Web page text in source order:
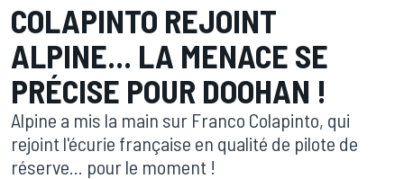
COLAPINTO REJOINT
ALPINE... LA MENACE SE
PRÉCISE POUR DOOHAN !
Alpine a mis la main sur Franco Colapinto, qui
rejoint l'écurie française en qualité de pilote de
réserve... pour le moment !